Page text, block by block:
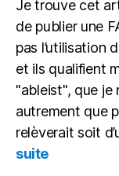
Je trouve cet
de publier une
pas l’utilisation
et ils qualifient
"ableist", que je
autrement que
relèverait soit
suite: